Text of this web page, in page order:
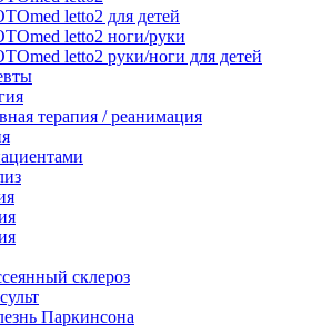
letto2 для детей
letto2 ноги/руки
letto2 руки/ноги для детей
терапия / реанимация
склероз
Паркинсона